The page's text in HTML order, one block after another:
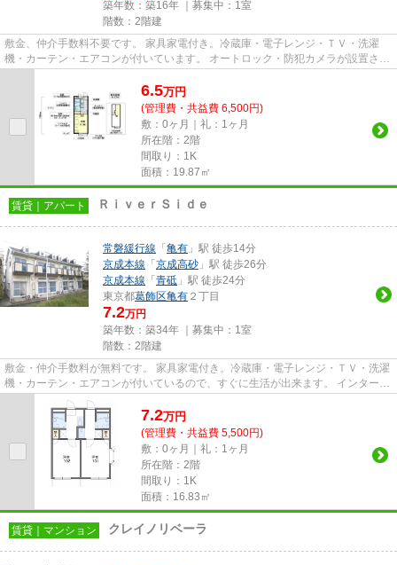
築年数：築16年 ｜募集中： 1室
階数：2階建
敷金、仲介手数料不要です。 家具家電付き。冷蔵庫・電子レンジ・ＴＶ・洗濯
機・カーテン・エアコンが付いています。 オートロック・防犯カメラが設置され
6.5万円
(管理費・共益費 6,500円)
敷：0ヶ月｜礼：1ヶ月
所在階：2階
間取り：1K
面積：19.87㎡
賃貸｜アパート ＲｉｖｅｒＳｉｄｅ
常磐緩行線 「 亀有 」駅 徒歩14分
京成本線 「 京成高砂 」駅 徒歩26分
京成本線 「 青砥 」駅 徒歩24分
東京都葛飾区亀有 ２丁目
7.2万円
築年数：築34年 ｜募集中： 1室
階数：2階建
敷金・仲介手数料が無料です。 家具家電付き。冷蔵庫・電子レンジ・ＴＶ・洗濯
機・カーテン・エアコンが付いているので、すぐに生活が出来ます。 インターネ
ット（WiFi）は月額2,640円...
7.2万円
(管理費・共益費 5,500円)
敷：0ヶ月｜礼：1ヶ月
所在階：2階
間取り：1K
面積：16.83㎡
賃貸｜マンション クレイノリベーラ